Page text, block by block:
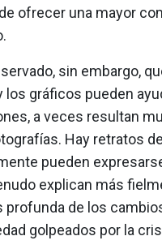
ofrecer una mayor
sin embargo,
los gráficos pueden
a veces resultan
Hay retratos
pueden
explican más
profunda de los
golpeados por la